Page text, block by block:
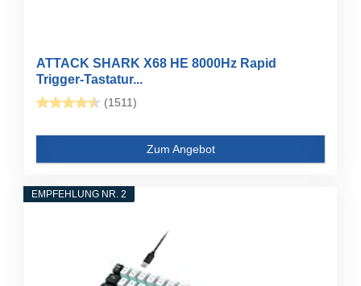
ATTACK SHARK X68 HE 8000Hz Rapid
Trigger-Tastatur...
(1511)
Zum Angebot
EMPFEHLUNG NR. 2